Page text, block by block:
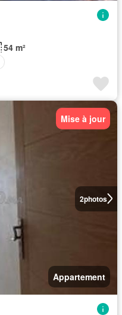
54 m²
2photos
Mise à jour
Appartement